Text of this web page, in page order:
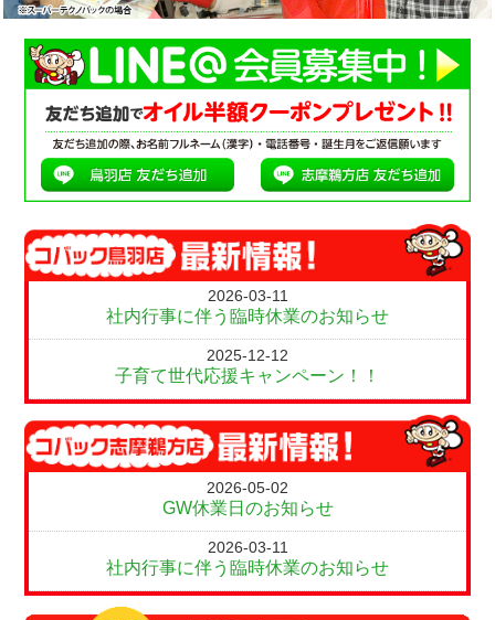
2026-03-11
社内行事に伴う臨時休業のお知らせ
2025-12-12
子育て世代応援キャンペーン！！
2026-05-02
GW休業日のお知らせ
2026-03-11
社内行事に伴う臨時休業のお知らせ